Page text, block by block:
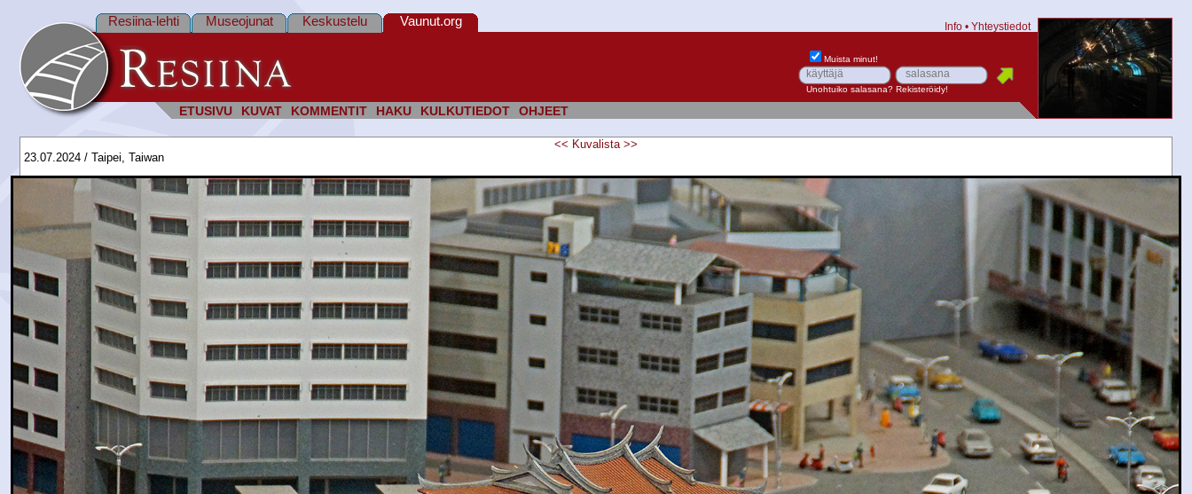
ETUSIVU KUVAT KOMMENTIT HAKU KULKUTIEDOT OHJEET
Resiina-lehti Museojunat Keskustelu Vaunut.org Info • Yhteystiedot
Muista minut!
Unohtuiko salasana? Rekisteröidy!
<< Kuvalista >>
23.07.2024 / Taipei, Taiwan